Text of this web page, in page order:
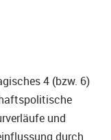
4 (bzw. 6)
und
durch